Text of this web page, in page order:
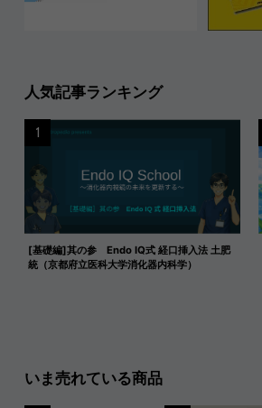
人気記事ランキング
[基礎編]其の参 Endo IQ式 経口挿入法 土肥
統（京都府立医科大学消化器内科学）
1
いま売れている商品